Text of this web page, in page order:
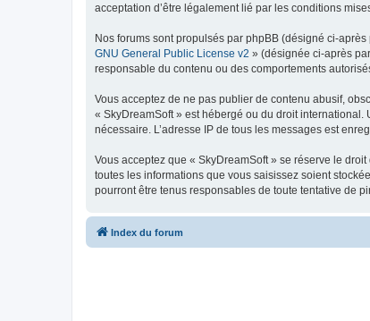
acceptation d’être légalement lié par les conditions
Nos forums sont propulsés par phpBB (désigné ci-
GNU General Public License v2 » (désignée ci-après
responsable du contenu ou des comportements
Vous acceptez de ne pas publier de contenu abusif,
« SkyDreamSoft » est hébergé ou du droit
nécessaire. L’adresse IP de tous les messages est
Vous acceptez que « SkyDreamSoft » se réserve le
toutes les informations que vous saisissez soient
pourront être tenus responsables de toute tentative de
Index du forum